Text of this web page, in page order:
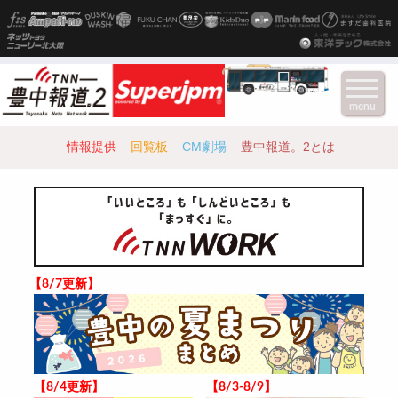
情報提供 回覧板 CM劇場 豊中報道。2とは
【8/7更新】
【8/4更新】 【8/3-8/9】
menu